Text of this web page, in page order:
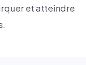
et atteindre